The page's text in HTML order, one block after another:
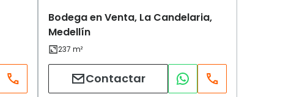
Bodega en Venta, La Candelaria,
Medellín
Contactar